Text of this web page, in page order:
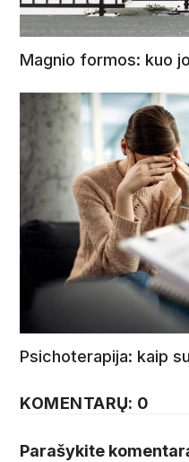
Magnio formos: kuo
Psichoterapija: kaip
KOMENTARŲ: 0
Parašykite